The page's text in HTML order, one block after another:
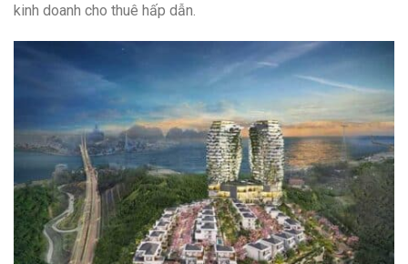
kinh doanh cho thuê hấp dẫn.